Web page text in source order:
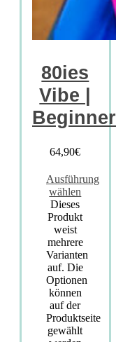
80ies
Vibe |
Beginner
64,90€
Ausführung
wählen
Dieses
Produkt
weist
mehrere
Varianten
auf. Die
Optionen
können
auf der
Produktseite
gewählt